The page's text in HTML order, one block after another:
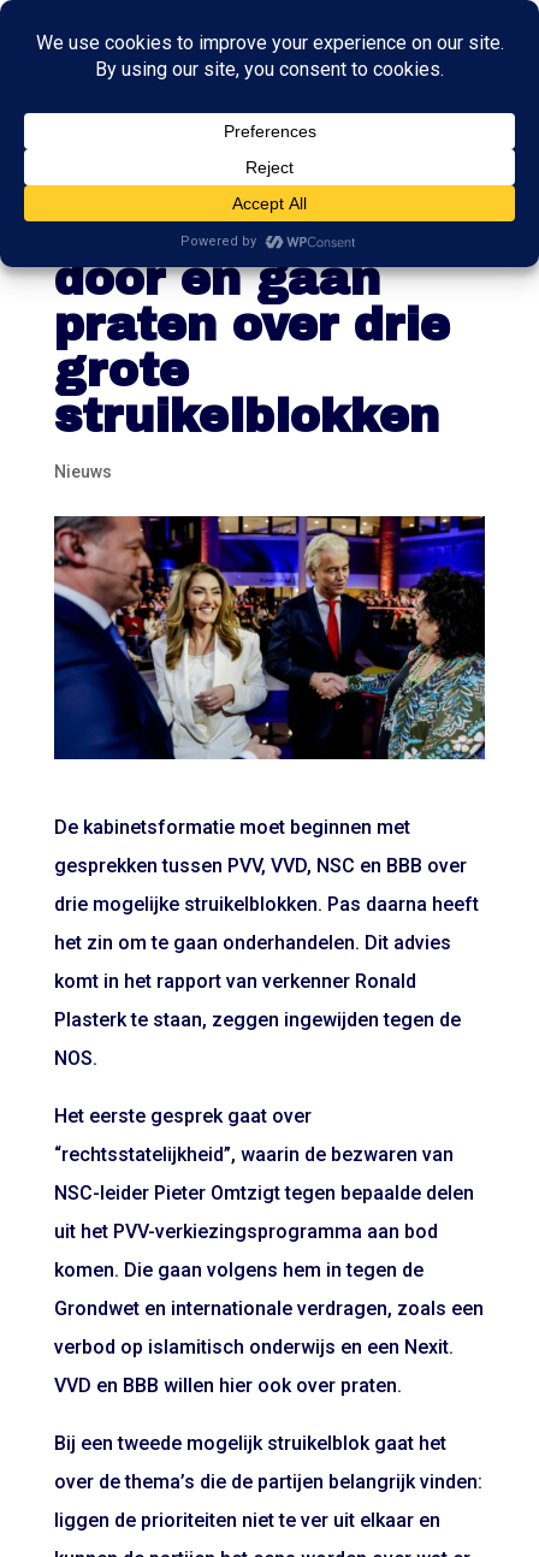
PVV, VVD, NSC
en BBB willen
door en gaan
praten over drie
grote
struikelblokken
Nieuws
De kabinetsformatie moet beginnen met
gesprekken tussen PVV, VVD, NSC en BBB over
drie mogelijke struikelblokken. Pas daarna heeft
het zin om te gaan onderhandelen. Dit advies
komt in het rapport van verkenner Ronald
Plasterk te staan, zeggen ingewijden tegen de
NOS.
Het eerste gesprek gaat over
“rechtsstatelijkheid”, waarin de bezwaren van
NSC-leider Pieter Omtzigt tegen bepaalde delen
uit het PVV-verkiezingsprogramma aan bod
komen. Die gaan volgens hem in tegen de
Grondwet en internationale verdragen, zoals een
verbod op islamitisch onderwijs en een Nexit.
VVD en BBB willen hier ook over praten.
Bij een tweede mogelijk struikelblok gaat het
over de thema’s die de partijen belangrijk vinden:
liggen de prioriteiten niet te ver uit elkaar en